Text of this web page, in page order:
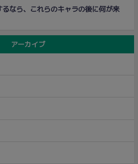
るなら、これらのキャラの後に何が来
アーカイブ